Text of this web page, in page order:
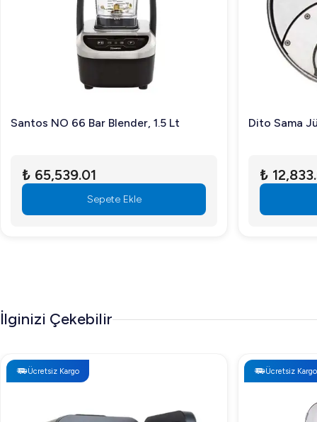
Öztiryakiler OKB88A Neden Tercih Edilmeli?
Öztiryakiler OKB88A, endüstriyel mutfaklar için
işletme maliyetlerini düşürür. Güçlü yapısı ve uzun ömürlü
taleplerinizi kesintisiz karşılamanıza olanak tanır.
2. Bu makine hangi işletmeler için uygundur?
vadede kullanım kolaylığı sağlar.
Santos NO 66 Bar Blender, 1.5 Lt
₺ 65,539.01
Sepete Ekle
Dito Sama
₺
İlginizi Çekebilir
Ücretsiz Kargo Ücretsiz Kargo